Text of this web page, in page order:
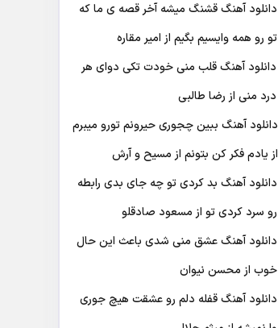
دانلود آهنگ ﻗﺸﻨﮓ ﻣﻴﺸﻪ آﺧﺮ ﻗﺼﻪ ی ﻣﺎ ﻛﻪ
ﺗﻮ رو ﻫﻤﻪ واﻳﺴﻴﻢ ﺑﮕﻴﻢ از امیر مقاره
دانلود آهنگ قلب منی خودت تکی دوای هر
درد منی از رضا طالبی
دانلود آهنگ ببین چجوری حیرونم تورو میبرم
از یادم فکر کن بتونم از مسیح و آرش
دانلود آهنگ بد کردی تو چه جای بدی رابطه
رو سرد کردی تو از مسعود صادقلو
دانلود آهنگ عشق منی شدی باعث این حال
خوب از محسن نیوان
دانلود آهنگ قفله دلم رو عشقت هیچ جوری